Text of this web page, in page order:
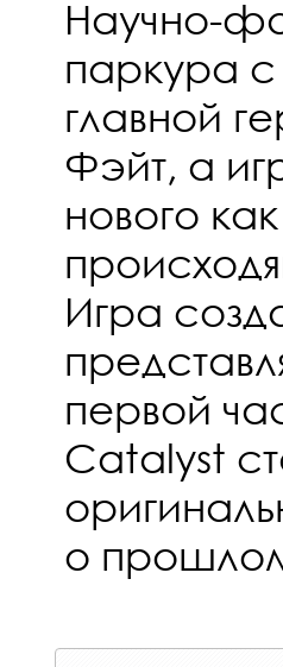
Научно-
паркура
главной
Фэйт, а
нового
Игра
первой
Catalyst
о